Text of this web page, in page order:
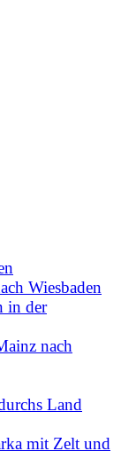
Wiesbaden
in der
nach
Land
mit Zelt und